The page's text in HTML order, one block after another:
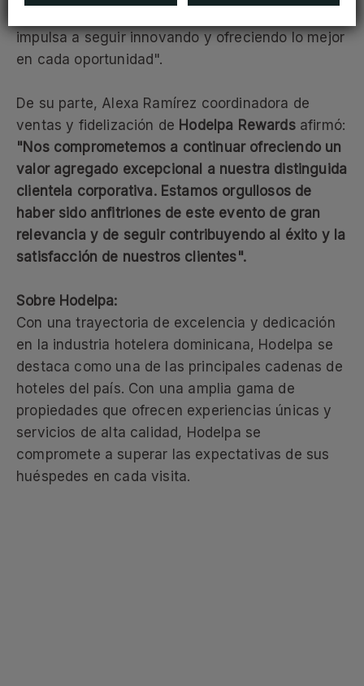
impulsa a seguir innovando y ofreciendo lo mejor
en cada oportunidad".
De su parte, Alexa Ramírez coordinadora de
ventas y fidelización de Hodelpa Rewardsafirmó:
"Nos comprometemos a continuar ofreciendo un
valor agregado excepcional a nuestra distinguida
clientela corporativa. Estamos orgullosos de
haber sido anfitriones de este evento de gran
relevancia y de seguir contribuyendo al éxito y la
satisfacción de nuestros clientes".
Sobre Hodelpa:
Con una trayectoria de excelencia y dedicación
en la industria hotelera dominicana, Hodelpa se
destaca como una de las principales cadenas de
hoteles del país. Con una amplia gama de
propiedades que ofrecen experiencias únicas y
servicios de alta calidad, Hodelpa se
compromete a superar las expectativas de sus
huéspedes en cada visita.